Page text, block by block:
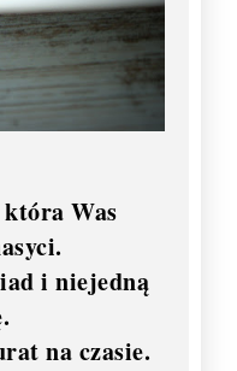
która Was
i niejedną
na czasie.